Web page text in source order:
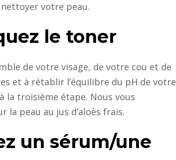
votre peau.
le toner
de votre visage, de votre cou et de
et à rétablir l’équilibre du pH de votre
la troisième étape. Nous vous
peau au jus d’aloès frais.
un sérum/une